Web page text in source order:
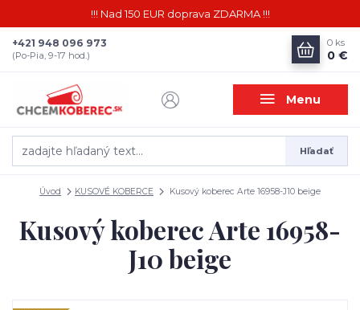
!!! Nad 150 EUR doprava ZDARMA !!!
Menu
Hľadať
+421 948 096 973
(Po-Pia, 9-17 hod.)
0 ks
0 €
Úvod KUSOVÉ KOBERCE Kusový koberec Arte 16958-J10 beige
Kusový koberec Arte 16958-
J10 beige